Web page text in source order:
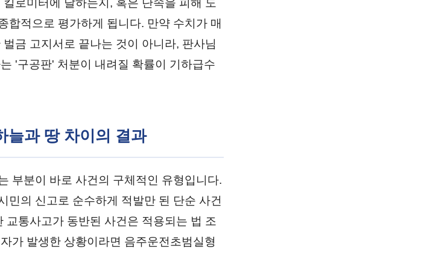
로미터에 달하는지, 혹은 단속을 피해 도
합적으로 평가하게 됩니다. 만약 수치가 매
금 고지서로 끝나는 것이 아니라, 판사님
'구공판' 처분이 내려질 확률이 기하급수
늘과 땅 차이의 결과
부분이 바로 사건의 구체적인 유형입니다.
민의 신고로 순수하게 적발만 된 단순 사건
통사고가 동반된 사건은 적용되는 법 조
가 발생한 상황이라면 음주운전초범실형